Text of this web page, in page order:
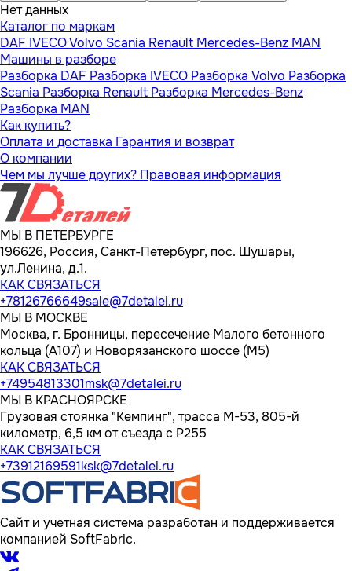
Нет данных
Каталог по маркам
DAF IVECOVolvo Scania Renault Mercedes-Benz MAN
Машины в разборе
Разборка DAF Разборка IVECO Разборка Volvo Разборка
Scania Разборка Renault Разборка Mercedes-Benz
Разборка MAN
Как купить?
Оплата и доставка Гарантия и возврат
О компании
Чем мы лучше других? Правовая информация
МЫ В ПЕТЕРБУРГЕ
196626, Россия, Санкт-Петербург, пос. Шушары,
ул.Ленина, д.1.
КАК СВЯЗАТЬСЯ
+78126766649sale@7detalei.ru
МЫ В МОСКВЕ
Москва, г. Бронницы, пересечение Малого бетонного
кольца (А107) и Новорязанского шоссе (М5)
КАК СВЯЗАТЬСЯ
+74954813301msk@7detalei.ru
МЫ В КРАСНОЯРСКЕ
Грузовая стоянка "Кемпинг", трасса M-53, 805-й
километр, 6,5 км от съезда с Р255
КАК СВЯЗАТЬСЯ
+73912169591ksk@7detalei.ru
Сайт и учетная система разработан и поддерживается
компанией SoftFabric.